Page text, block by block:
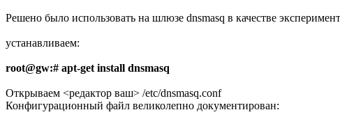
Решено было использовать на шлюзе dnsmasq в качестве
устанавливаем:
root@gw:# apt-get install dnsmasq
Открываем <редактор ваш> /etc/dnsmasq.conf
Конфигурационный файл великолепно документирован: